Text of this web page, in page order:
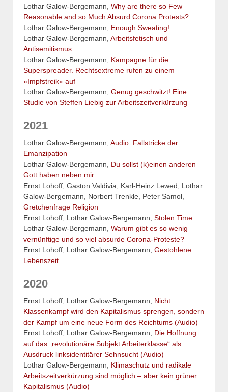
Lothar Galow-Bergemann, Why are there so Few
Reasonable and so Much Absurd Corona Protests?
Lothar Galow-Bergemann, Enough Sweating!
Lothar Galow-Bergemann, Arbeitsfetisch und
Antisemitismus
Lothar Galow-Bergemann, Kampagne für die
Superspreader. Rechtsextreme rufen zu einem
»Impfstreik« auf
Lothar Galow-Bergemann, Genug geschwitzt! Eine
Studie von Steffen Liebig zur Arbeitszeitverkürzung
2021
Lothar Galow-Bergemann, Audio: Fallstricke der
Emanzipation
Lothar Galow-Bergemann, Du sollst (k)einen anderen
Gott haben neben mir
Ernst Lohoff, Gaston Valdivia, Karl-Heinz Lewed, Lothar
Galow-Bergemann, Norbert Trenkle, Peter Samol,
Gretchenfrage Religion
Ernst Lohoff, Lothar Galow-Bergemann, Stolen Time
Lothar Galow-Bergemann, Warum gibt es so wenig
vernünftige und so viel absurde Corona-Proteste?
Ernst Lohoff, Lothar Galow-Bergemann, Gestohlene
Lebenszeit
2020
Ernst Lohoff, Lothar Galow-Bergemann, Nicht
Klassenkampf wird den Kapitalismus sprengen, sondern
der Kampf um eine neue Form des Reichtums (Audio)
Ernst Lohoff, Lothar Galow-Bergemann, Die Hoffnung
auf das „revolutionäre Subjekt Arbeiterklasse“ als
Ausdruck linksidentitärer Sehnsucht (Audio)
Lothar Galow-Bergemann, Klimaschutz und radikale
Arbeitszeitverkürzung sind möglich – aber kein grüner
Kapitalismus (Audio)